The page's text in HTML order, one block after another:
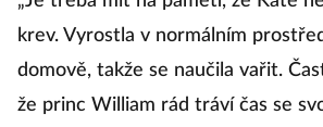
krev. Vyrostla v normálním
domově, takže se naučila vařit.
že princ William rád tráví čas se